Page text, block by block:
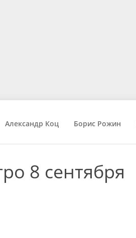
Александр Коц Борис Рожин
8 сентября